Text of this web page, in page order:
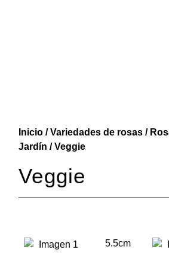
Inicio /Variedades de rosas /
Jardín / Veggie
Veggie
5.5cm